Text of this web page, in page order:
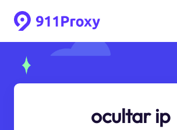
ocultar ip